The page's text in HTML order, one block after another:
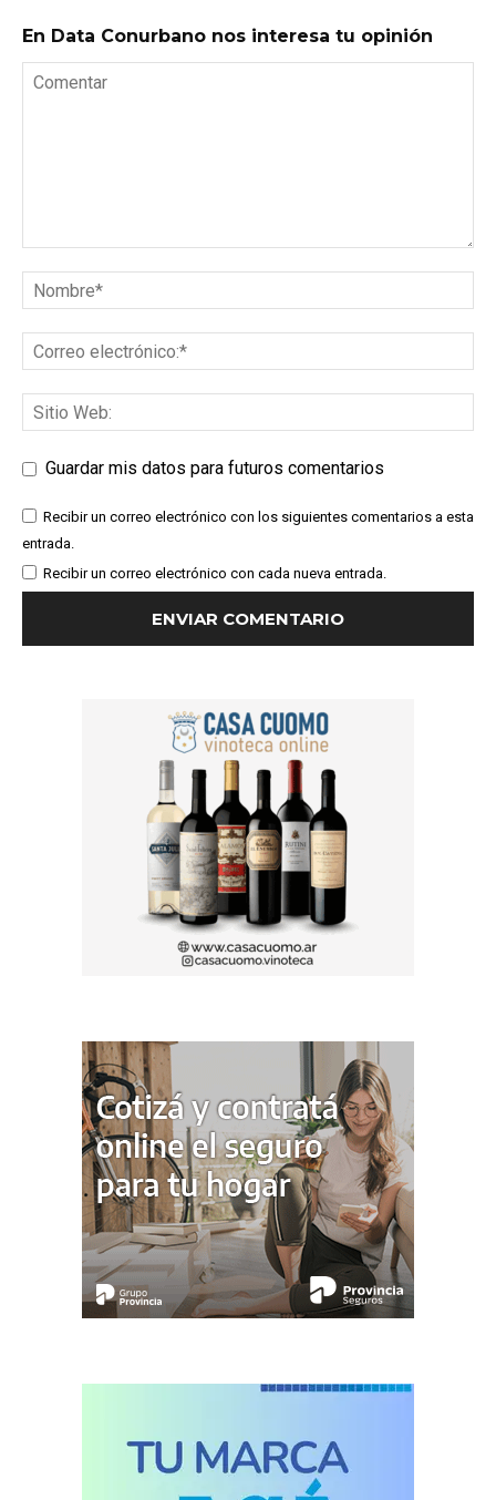
En Data Conurbano nos interesa tu opinión
Guardar mis datos para futuros comentarios
Recibir un correo electrónico con los siguientes comentarios a esta
entrada.
Recibir un correo electrónico con cada nueva entrada.